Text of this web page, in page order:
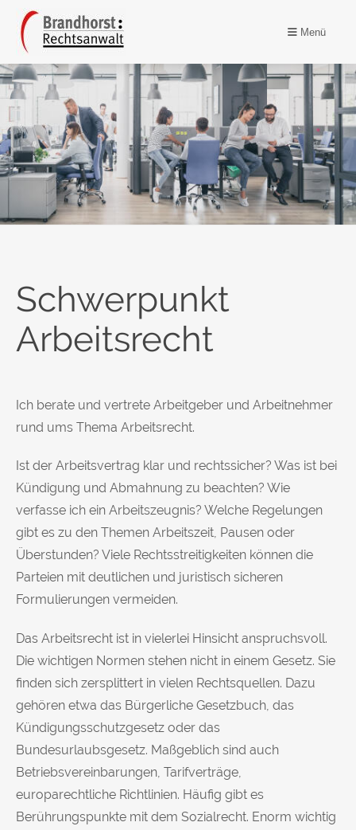
Menü
Schwerpunkt
Arbeitsrecht
Ich berate und vertrete Arbeitgeber und Arbeitnehmer
rund ums Thema Arbeitsrecht.
Ist der Arbeitsvertrag klar und rechtssicher? Was ist bei
Kündigung und Abmahnung zu beachten? Wie
verfasse ich ein Arbeitszeugnis? Welche Regelungen
gibt es zu den Themen Arbeitszeit, Pausen oder
Überstunden? Viele Rechtsstreitigkeiten können die
Parteien mit deutlichen und juristisch sicheren
Formulierungen vermeiden.
Das Arbeitsrecht ist in vielerlei Hinsicht anspruchsvoll.
Die wichtigen Normen stehen nicht in einem Gesetz. Sie
finden sich zersplittert in vielen Rechtsquellen. Dazu
gehören etwa das Bürgerliche Gesetzbuch, das
Kündigungsschutzgesetz oder das
Bundesurlaubsgesetz. Maßgeblich sind auch
Betriebsvereinbarungen, Tarifverträge,
europarechtliche Richtlinien. Häufig gibt es
Berührungspunkte mit dem Sozialrecht. Enorm wichtig